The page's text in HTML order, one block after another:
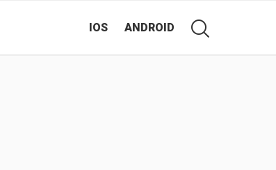
IOS ANDROID